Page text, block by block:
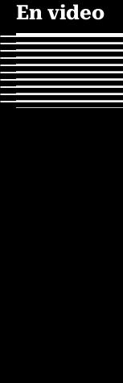
En video